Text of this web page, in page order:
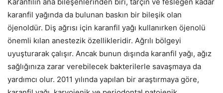
karanfil yağında da bulunan baskın bir bileşik olan
öjenoldür. Diş ağrısı için karanfil yağı kullanırken öjenolü
önemli kılan anestezik özellikleridir. Ağrılı bölgeyi
uyuşturarak çalışır. Ancak bunun dışında karanfil yağı, ağız
sağlığınıza zarar verebilecek bakterilerle savaşmaya da
yardımcı olur. 2011 yılında yapılan bir araştırmaya göre,